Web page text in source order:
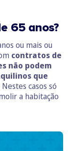
65 anos?
ou mais ou
contratos de
não podem
que
casos só
a habitação